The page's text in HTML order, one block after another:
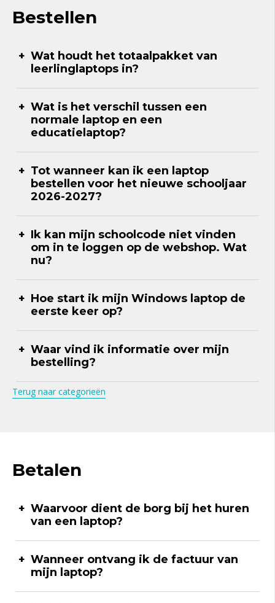
Bestellen
Wat houdt het totaalpakket van
leerlinglaptops in?
Wat is het verschil tussen een
normale laptop en een
educatielaptop?
Tot wanneer kan ik een laptop
bestellen voor het nieuwe schooljaar
2026-2027?
Ik kan mijn schoolcode niet vinden
om in te loggen op de webshop. Wat
nu?
Hoe start ik mijn Windows laptop de
eerste keer op?
Waar vind ik informatie over mijn
bestelling?
Terug naar categorieën
Betalen
Waarvoor dient de borg bij het huren
van een laptop?
Wanneer ontvang ik de factuur van
mijn laptop?